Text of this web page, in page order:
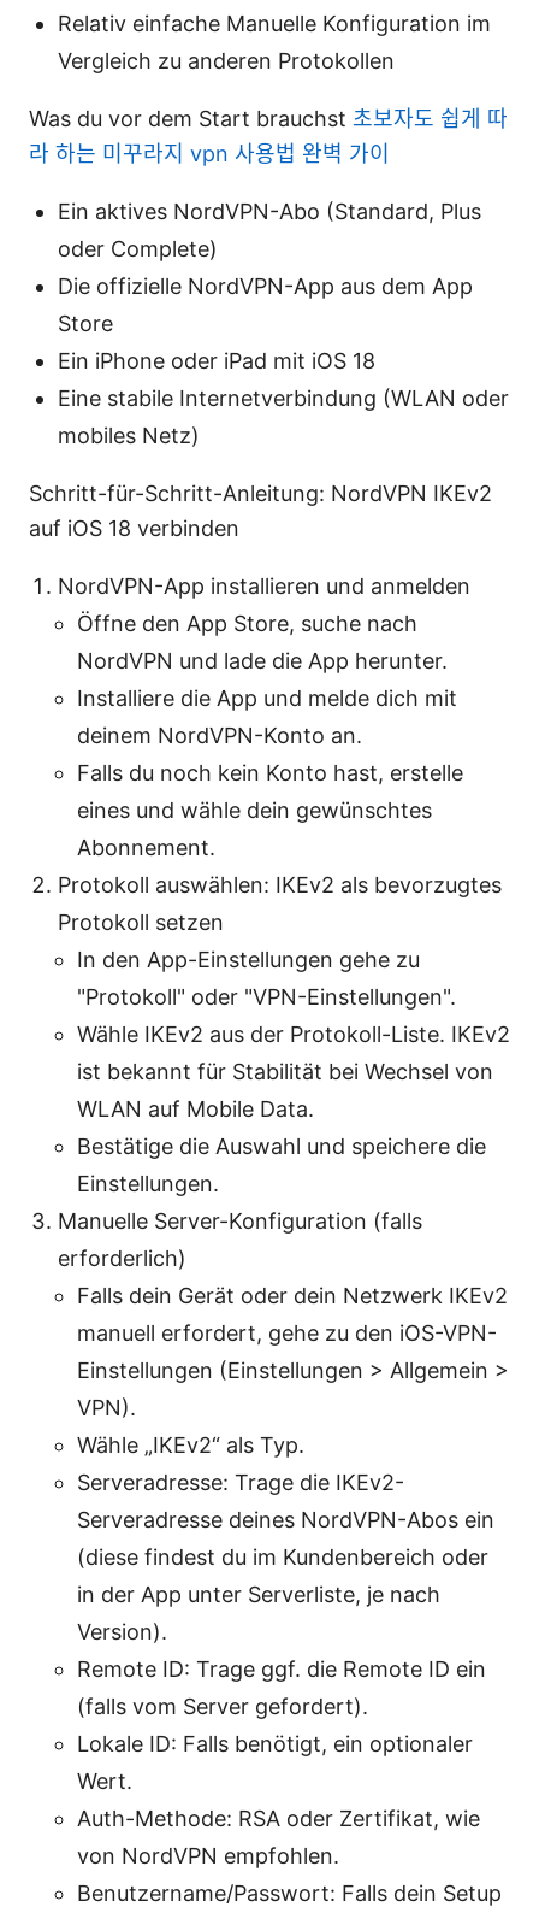
Relativ einfache Manuelle Konfiguration im
Vergleich zu anderen Protokollen
Was du vor dem Start brauchst 초보자도 쉽게 따
라 하는 미꾸라지 vpn 사용법 완벽 가이
Ein aktives NordVPN-Abo (Standard, Plus
oder Complete)
Die offizielle NordVPN-App aus dem App
Store
Ein iPhone oder iPad mit iOS 18
Eine stabile Internetverbindung (WLAN oder
mobiles Netz)
Schritt-für-Schritt-Anleitung: NordVPN IKEv2
auf iOS 18 verbinden
NordVPN-App installieren und anmelden
Öffne den App Store, suche nach
NordVPN und lade die App herunter.
Installiere die App und melde dich mit
deinem NordVPN-Konto an.
Falls du noch kein Konto hast, erstelle
eines und wähle dein gewünschtes
Abonnement.
Protokoll auswählen: IKEv2 als bevorzugtes
Protokoll setzen
In den App-Einstellungen gehe zu
"Protokoll" oder "VPN-Einstellungen".
Wähle IKEv2 aus der Protokoll-Liste. IKEv2
ist bekannt für Stabilität bei Wechsel von
WLAN auf Mobile Data.
Bestätige die Auswahl und speichere die
Einstellungen.
Manuelle Server-Konfiguration (falls
erforderlich)
Falls dein Gerät oder dein Netzwerk IKEv2
manuell erfordert, gehe zu den iOS-VPN-
Einstellungen (Einstellungen > Allgemein >
VPN).
Wähle „IKEv2“ als Typ.
Serveradresse: Trage die IKEv2-
Serveradresse deines NordVPN-Abos ein
(diese findest du im Kundenbereich oder
in der App unter Serverliste, je nach
Version).
Remote ID: Trage ggf. die Remote ID ein
(falls vom Server gefordert).
Lokale ID: Falls benötigt, ein optionaler
Wert.
Auth-Methode: RSA oder Zertifikat, wie
von NordVPN empfohlen.
Benutzername/Passwort: Falls dein Setup